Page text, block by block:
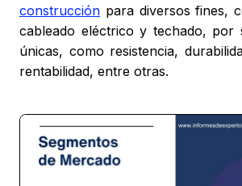
construcción para diversos fines,
cableado eléctrico y techado, por
únicas, como resistencia,
rentabilidad, entre otras.